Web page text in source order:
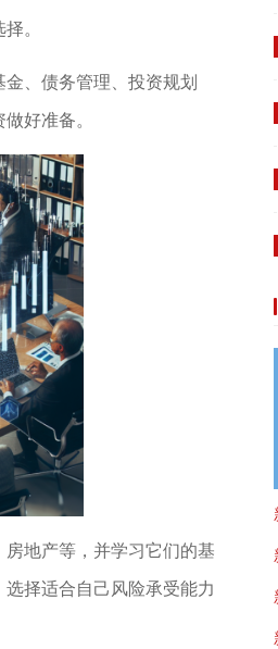
。
、债务管理、投资规划
好准备。
地产等，并学习它们的基
择适合自己风险承受能力